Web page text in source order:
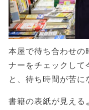
本屋で待ち合わせの
ナーをチェックして
と、待ち時間が苦に
書籍の表紙が見える